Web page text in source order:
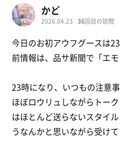
かど
2026.04.23 36回目の訪問
今日のお初アウフグースは
前情報は、品サ新聞で「エモ
23時になり、いつもの注意
ほぼロウリュしながらトー
はほとんど送らないスタイ
うなんかと思いながら受け